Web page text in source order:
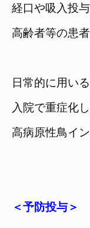
経口や吸入投
高齢者等の患
日常的に用い
入院で重症化
高病原性鳥イ
＜予防投与＞